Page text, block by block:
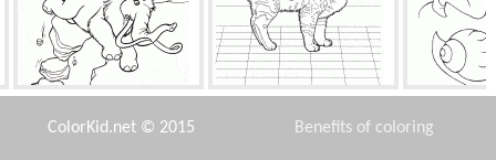
曼尼和艾莉保存 英國短毛貓 童
ColorKid.net © 2015 Benefits of coloring